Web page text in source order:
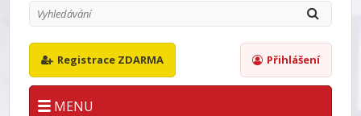
Registrace ZDARMA Přihlášení
MENU